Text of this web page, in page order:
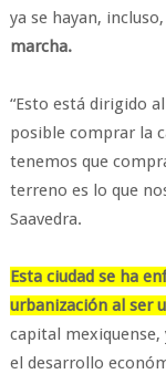
ya se hayan, incluso,
marcha.
“Esto está dirigido
posible comprar la
tenemos que
terreno es lo que
Saavedra.
Esta ciudad se ha
urbanización al ser
capital
el desarrollo